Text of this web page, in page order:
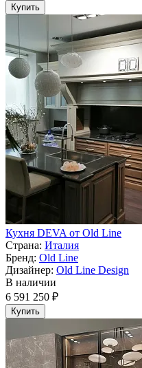
Купить
Кухня DEVA от Old Line
Страна: Италия
Бренд: Old Line
Дизайнер: Old Line Design
В наличии
6 591 250 ₽
Купить